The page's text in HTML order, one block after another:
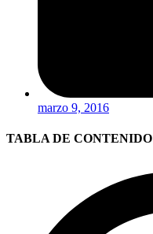
marzo 9, 2016
TABLA DE CONTENIDO